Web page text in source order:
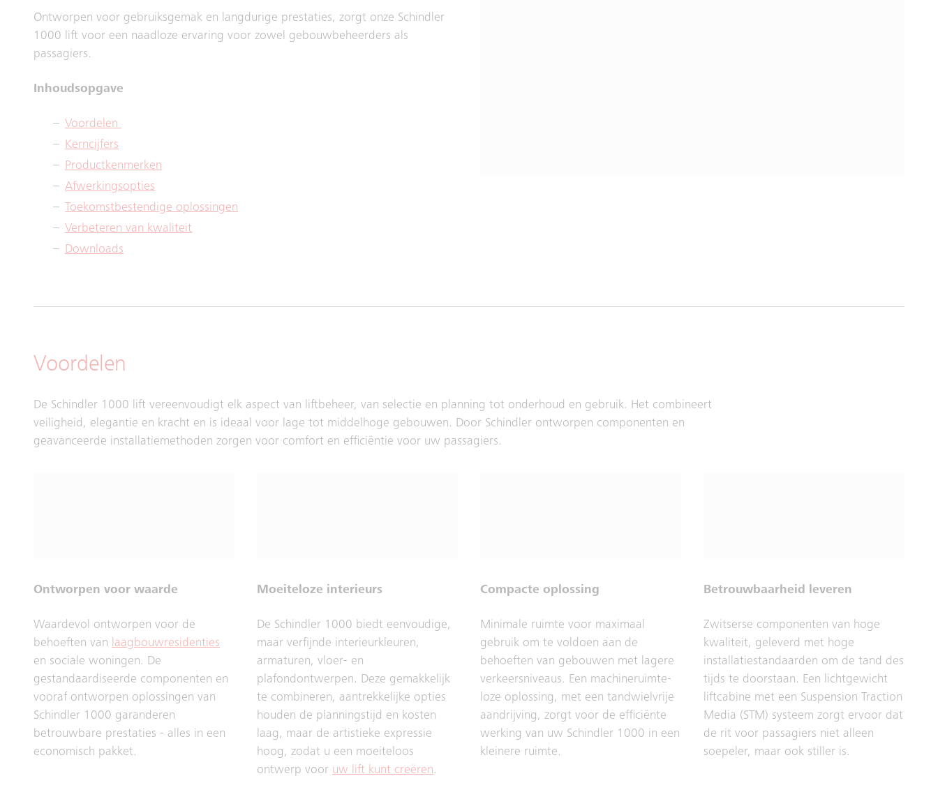
Ontworpen voor gebruiksgemak en langdurige prestaties, zorgt onze Schindler
1000 lift voor een naadloze ervaring voor zowel gebouwbeheerders als
passagiers.
Inhoudsopgave
Voordelen
Kerncijfers
Productkenmerken
Afwerkingsopties
Toekomstbestendige oplossingen
Verbeteren van kwaliteit
Downloads
Voordelen
De Schindler 1000 lift vereenvoudigt elk aspect van liftbeheer, van selectie en planning tot onderhoud en gebruik. Het combineert
veiligheid, elegantie en kracht en is ideaal voor lage tot middelhoge gebouwen. Door Schindler ontworpen componenten en
geavanceerde installatiemethoden zorgen voor comfort en efficiëntie voor uw passagiers.
Ontworpen voor waarde
Waardevol ontworpen voor de
behoeften van laagbouwresidenties
en sociale woningen. De
gestandaardiseerde componenten en
vooraf ontworpen oplossingen van
Schindler 1000 garanderen
betrouwbare prestaties - alles in een
economisch pakket.
Moeiteloze interieurs
De Schindler 1000 biedt eenvoudige,
maar verfijnde interieurkleuren,
armaturen, vloer- en
plafondontwerpen. Deze gemakkelijk
te combineren, aantrekkelijke opties
houden de planningstijd en kosten
laag, maar de artistieke expressie
hoog, zodat u een moeiteloos
ontwerp voor uw lift kunt creëren.
Compacte oplossing
Minimale ruimte voor maximaal
gebruik om te voldoen aan de
behoeften van gebouwen met lagere
verkeersniveaus. Een machineruimte-
loze oplossing, met een tandwielvrije
aandrijving, zorgt voor de efficiënte
werking van uw Schindler 1000 in een
kleinere ruimte.
Betrouwbaarheid leveren
Zwitserse componenten van hoge
kwaliteit, geleverd met hoge
installatiestandaarden om de tand des
tijds te doorstaan. Een lichtgewicht
liftcabine met een Suspension Traction
Media (STM) systeem zorgt ervoor dat
de rit voor passagiers niet alleen
soepeler, maar ook stiller is.